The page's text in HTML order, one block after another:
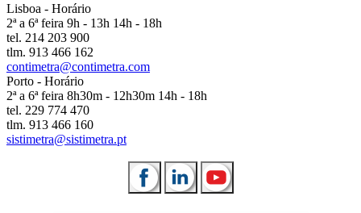
Lisboa - Horário
2ª a 6ª feira 9h - 13h 14h - 18h
tel. 214 203 900
tlm. 913 466 162
contimetra@contimetra.com
Porto - Horário
2ª a 6ª feira 8h30m - 12h30m 14h - 18h
tel. 229 774 470
tlm. 913 466 160
sistimetra@sistimetra.pt